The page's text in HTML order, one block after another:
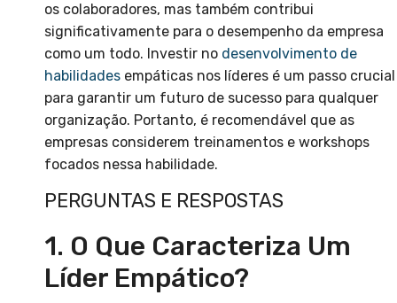
os colaboradores, mas também contribui
significativamente para o desempenho da empresa
como um todo. Investir no desenvolvimento de
habilidades empáticas nos líderes é um passo crucial
para garantir um futuro de sucesso para qualquer
organização. Portanto, é recomendável que as
empresas considerem treinamentos e workshops
focados nessa habilidade.
PERGUNTAS E RESPOSTAS
1. O Que Caracteriza Um
Líder Empático?